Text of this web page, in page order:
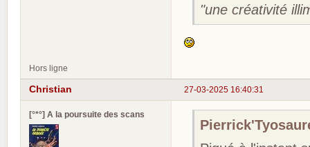
"une créativité
Hors ligne
27-03-2025 16:40:31
Christian
[°*°] A la poursuite des scans